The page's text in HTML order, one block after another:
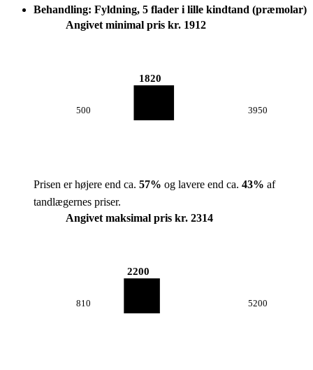
Behandling: Fyldning, 5 flader i lille kindtand (præmolar)
Angivet minimal pris kr. 1912
500
1820
3950
Prisen er højere end ca. 57% og lavere end ca. 43% af
tandlægernes priser.
Angivet maksimal pris kr. 2314
810
2200
5200